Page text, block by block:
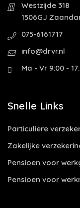
Westzijde 318
1506GJ
075-6161717
info@drvr.nl
Ma - Vr 9:00 -
Snelle Links
Particuliere
Zakelijke
Pensioen voor
Pensioen voor